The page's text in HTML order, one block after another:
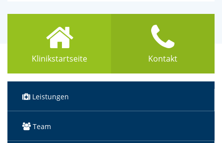
Klinikstartseite Kontakt
Leistungen
Team